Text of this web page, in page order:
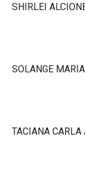
SHIRLEI
SOLANGE
TACIANA CARLA